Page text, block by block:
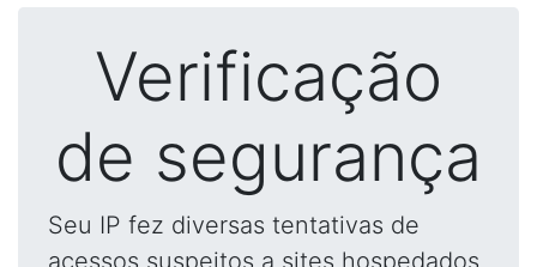
Verificação
de segurança
Seu IP fez diversas tentativas de
acessos suspeitos a sites hospedados